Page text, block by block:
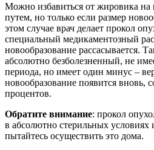
Можно избавиться от жировика
путем, но только если размер
этом случае врач делает прокол
специальный медикаментозный
новообразование рассасывается.
абсолютно безболезненный, не
периода, но имеет один минус –
новообразование появится вновь,
процентов.
Обратите внимание: прокол
в абсолютно стерильных условиях
пытайтесь осуществить это дома.